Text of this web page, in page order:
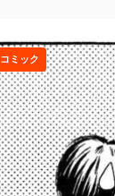
コミック